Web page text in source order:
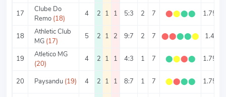
17
Clube Do
Remo (18)
4 2 1 1 5:3 2 7 ⬤⬤⬤⬤ 1.75
18
Athletic Club
MG (17)
5 2 1 2 9:7 2 7 ⬤⬤⬤⬤⬤ 1.4
19
Atletico MG
(20)
4 2 1 1 4:3 1 7 ⬤⬤⬤⬤ 1.75
20 Paysandu (19) 4 2 1 1 8:7 1 7 ⬤⬤⬤⬤ 1.75